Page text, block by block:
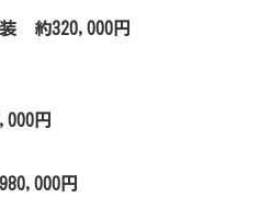
約320,000円
円
円